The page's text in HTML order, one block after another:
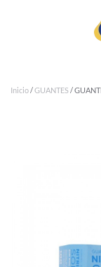
Ir al contenido
Inicio/GUANTES/